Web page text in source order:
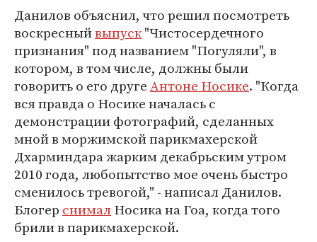
Данилов объяснил, что решил посмотреть
воскресныйвыпуск"Чистосердечного
признания" под названием "Погуляли", в
котором, в том числе, должны были
говорить о его другеАнтоне Носике. "Когда
вся правда о Носике началась с
демонстрации фотографий, сделанных
мной в моржимской парикмахерской
Дхарминдара жарким декабрьским утром
2010 года, любопытство мое очень быстро
сменилось тревогой," - написал Данилов.
Блогер снималНосика на Гоа, когда того
брили в парикмахерской.